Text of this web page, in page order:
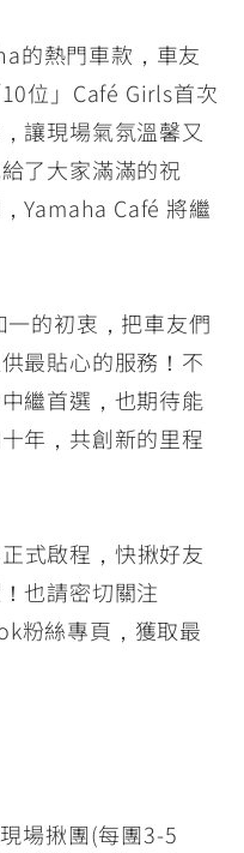
的熱門車款，車友
位」Café Girls首次
讓現場氣氛溫馨又
了大家滿滿的祝
Yamaha Café 將繼
的初衷，把車友們
最貼心的服務！不
繼首選，也期待能
年，共創新的里程
式啟程，快揪好友
也請密切關注
粉絲專頁，獲取最
現場揪團(每團3-5